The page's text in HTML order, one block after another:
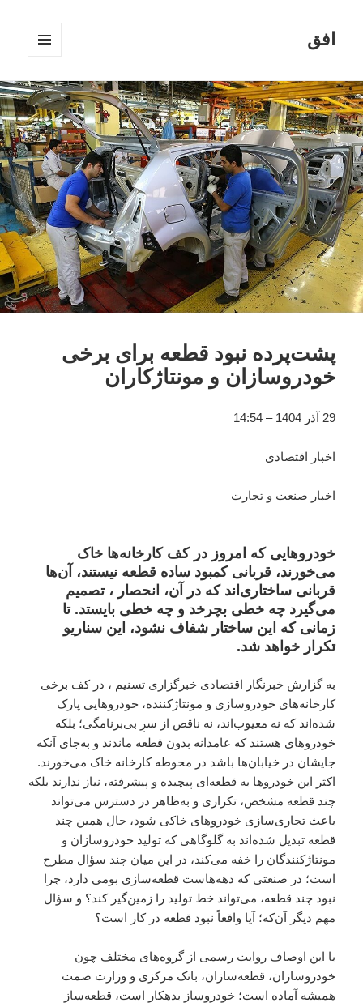
افق
ابزارک‌ها
پشت‌پرده نبود قطعه برای برخی
خودروسازان و مونتاژکاران
29 آذر 1404 – 14:54
اخبار اقتصادی
اخبار صنعت و تجارت
خودروهایی که امروز در کف کارخانه‌‌ها خاک
می‌خورند، قربانی کمبود ساده قطعه نیستند، آن‌ها
قربانی ساختاری‌اند که در آن، انحصار ، تصمیم
می‌گیرد چه خطی بچرخد و چه خطی بایستد. تا
زمانی که این ساختار شفاف نشود، این سناریو
تکرار خواهد شد.
به گزارش خبرنگار اقتصادی خبرگزاری تسنیم ، در کف برخی
کارخانه‌های خودروسازی و مونتاژکننده، خودروهایی پارک
شده‌اند که نه معیوب‌اند، نه ناقص از سرِ بی‌برنامگی؛ بلکه
خودروهای هستند که عامدانه بدون قطعه ماندند و به‌جای آنکه
جایشان در خیابان‌ها باشد در محوطه کارخانه خاک می‌خورند.
اکثر این خودروها به قطعه‌ای پیچیده و پیشرفته، نیاز ندارند بلکه
چند قطعه مشخص، تکراری و به‌ظاهر در دسترس می‌تواند
باعث تجاری‌سازی خودروهای خاکی شود، حال همین چند
قطعه تبدیل شده‌اند به گلوگاهی که تولید خودروسازان و
مونتاژکنندگان را خفه می‌کند، در این میان چند سؤال مطرح
است؛ در صنعتی که دهه‌هاست قطعه‌سازی بومی دارد، چرا
نبود چند قطعه، می‌تواند خط تولید را زمین‌گیر کند؟ و سؤال
مهم‌ دیگر آن‌که؛ آیا واقعاً نبود قطعه در کار است؟
با این اوصاف روایت رسمی از گروه‌های مختلف چون
خودروسازان، قطعه‌سازان، بانک مرکزی و وزارت صمت
همیشه آماده است؛ خودروساز بدهکار است، قطعه‌ساز